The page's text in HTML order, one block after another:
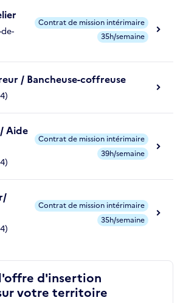
Contrat de mission intérimaire
35h/semaine
/ Bancheuse-coffreuse
Aide
Contrat de mission intérimaire
39h/semaine
Contrat de mission intérimaire
35h/semaine
d'insertion
votre territoire